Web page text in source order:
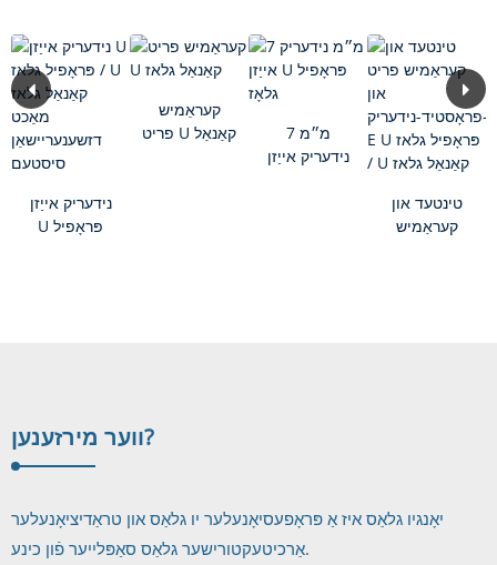
נידעריק אייַזן
U פּראָפיל
קעראַמיש
פריט U קאַנאַל
7 מ״מ
נידעריק אייַזן
טינטעד און
קעראַמיש
ווער מירזענען?
יאָנגיו גלאַס איז אַ פּראָפעסיאָנעלער יו גלאַס און טראַדיציאָנעלער
אַרכיטעקטורישער גלאַס סאַפּלייער פֿון כינע.